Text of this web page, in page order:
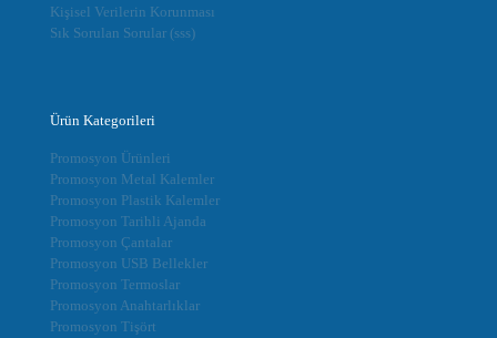
Kişisel Verilerin Korunması
Sık Sorulan Sorular (sss)
Ürün Kategorileri
Promosyon Ürünleri
Promosyon Metal Kalemler
Promosyon Plastik Kalemler
Promosyon Tarihli Ajanda
Promosyon Çantalar
Promosyon USB Bellekler
Promosyon Termoslar
Promosyon Anahtarlıklar
Promosyon Tişört